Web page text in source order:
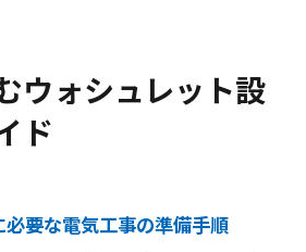
ウォシュレット設
ド
要な電気工事の準備手順